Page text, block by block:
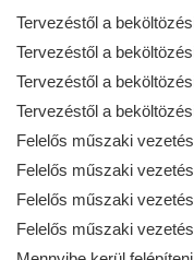
Tervezéstől a
Tervezéstől a
Tervezéstől a
Tervezéstől a
Felelős műszaki
Felelős műszaki
Felelős műszaki
Felelős műszaki